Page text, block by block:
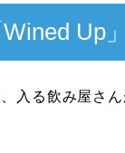
Up」
入る飲み屋さ